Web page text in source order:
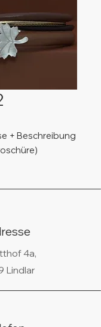
+ Beschreibung
4a,
Lindlar